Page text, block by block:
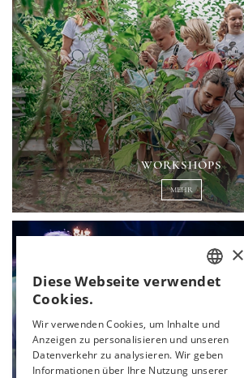
WORKSHOPS
MEHR
TURKISH
GERMAN
RUSSIAN
×
Diese Webseite verwendet
Cookies.
Wir verwenden Cookies, um Inhalte und
Anzeigen zu personalisieren und unseren
Datenverkehr zu analysieren. Wir geben
Informationen über Ihre Nutzung unserer